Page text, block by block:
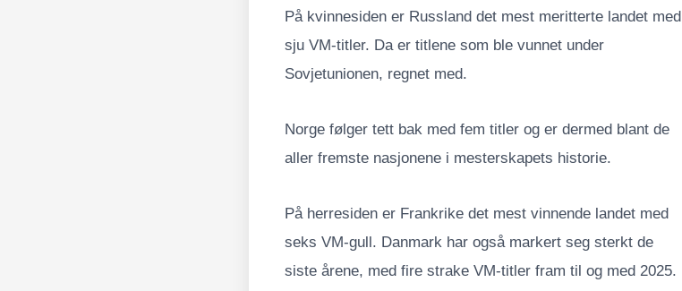
På kvinnesiden er Russland det mest meritterte landet med
sju VM-titler. Da er titlene som ble vunnet under
Sovjetunionen, regnet med.
Norge følger tett bak med fem titler og er dermed blant de
aller fremste nasjonene i mesterskapets historie.
På herresiden er Frankrike det mest vinnende landet med
seks VM-gull. Danmark har også markert seg sterkt de
siste årene, med fire strake VM-titler fram til og med 2025.